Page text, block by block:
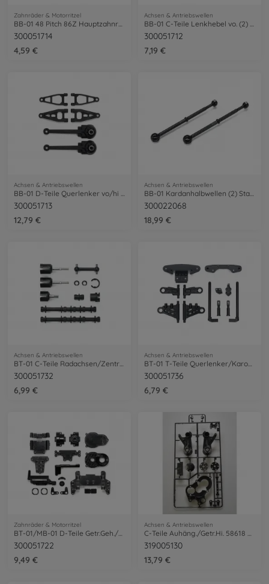
Zahnräder & Motorritzel
300051714
4,59 €
Achsen & Antriebswellen
300051712
7,19 €
Achsen & Antriebswellen
BB-01 D-Teile Querlenker vo/hi (2)
300051713
12,79 €
Achsen & Antriebswellen
BB-01 Kardanhalbwellen (2) Stahl
300022068
18,99 €
Achsen & Antriebswellen
300051732
6,99 €
Achsen & Antriebswellen
300051736
6,79 €
Zahnräder & Motorritzel
BT-01/MB-01 D-Teile Getr.Geh./Motorhalt.
300051722
9,49 €
Achsen & Antriebswellen
C-Teile Auhäng./Getr.Hi. 58618 Mt.Beetle
319005130
13,79 €